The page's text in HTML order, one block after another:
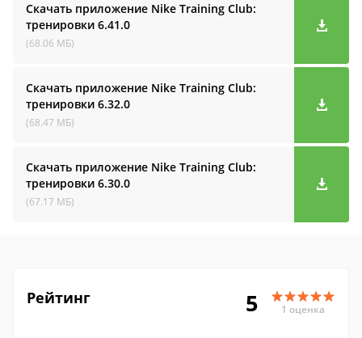
Скачать приложение Nike Training Club:
тренировки 6.41.0
(68.06 МБ)
Скачать приложение Nike Training Club:
тренировки 6.32.0
(68.47 МБ)
Скачать приложение Nike Training Club:
тренировки 6.30.0
(67.17 МБ)
Рейтинг 5 1 оценка